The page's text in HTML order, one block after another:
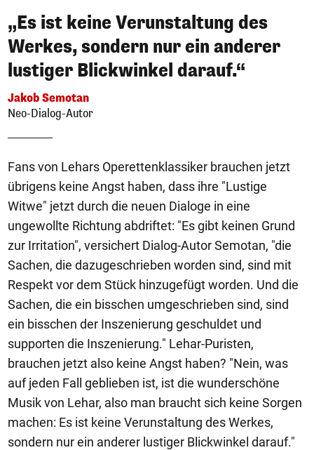
„Es ist keine Verunstaltung des
Werkes, sondern nur ein anderer
lustiger Blickwinkel darauf.“
Jakob Semotan
Neo-Dialog-Autor
Fans von Lehars Operettenklassiker brauchen jetzt
übrigens keine Angst haben, dass ihre "Lustige
Witwe" jetzt durch die neuen Dialoge in eine
ungewollte Richtung abdriftet: "Es gibt keinen Grund
zur Irritation", versichert Dialog-Autor Semotan, "die
Sachen, die dazugeschrieben worden sind, sind mit
Respekt vor dem Stück hinzugefügt worden. Und die
Sachen, die ein bisschen umgeschrieben sind, sind
ein bisschen der Inszenierung geschuldet und
supporten die Inszenierung." Lehar-Puristen,
brauchen jetzt also keine Angst haben? "Nein, was
auf jeden Fall geblieben ist, ist die wunderschöne
Musik von Lehar, also man braucht sich keine Sorgen
machen: Es ist keine Verunstaltung des Werkes,
sondern nur ein anderer lustiger Blickwinkel darauf."